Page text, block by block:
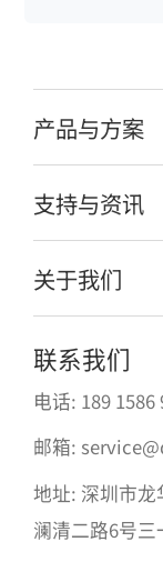
产品与方案
支持与资讯
关于我们
联系我们
电话: 189 1586
邮箱:
地址: 深圳市
澜清二路6号